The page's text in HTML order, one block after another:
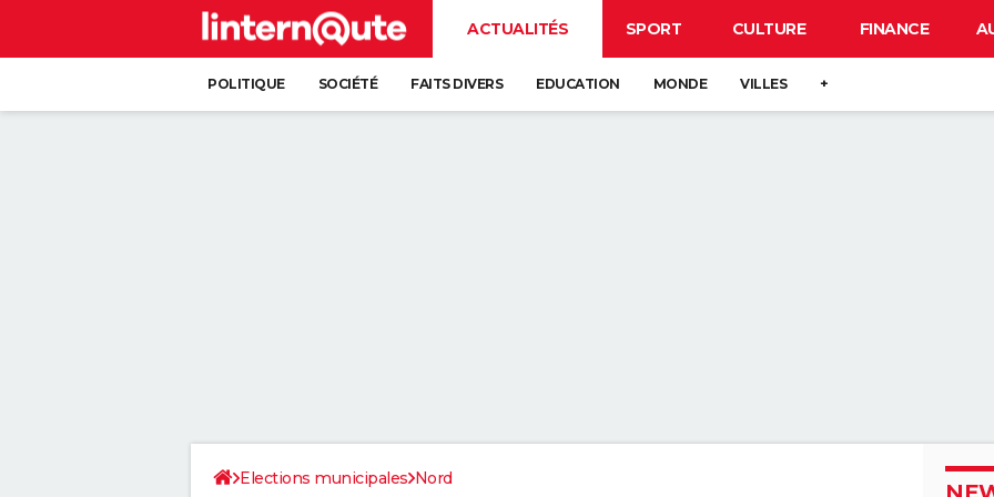
ACTUALITÉS SPORT CULTURE FINANCE
POLITIQUE SOCIÉTÉ FAITS DIVERS EDUCATION MONDE VILLES +
Elections municipales Nord